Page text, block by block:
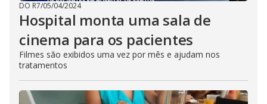
DO R7/05/04/2024
Hospital monta uma sala de
cinema para os pacientes
Filmes são exibidos uma vez por mês e ajudam nos
tratamentos